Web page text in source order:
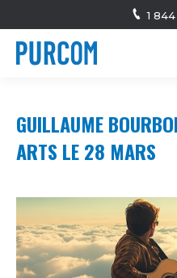
1
GUILLAUME
ARTS LE 28 MARS